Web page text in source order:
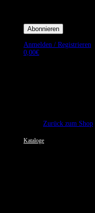
Anmelden / Registrieren
0,00€
Zurück zum Shop
Kataloge